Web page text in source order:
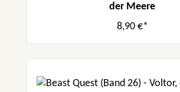
der Meere
8,90 €*